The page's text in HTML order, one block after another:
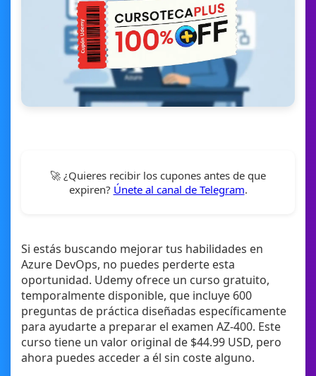
🚀 ¿Quieres recibir los cupones antes de que
expiren? Únete al canal de Telegram.
Si estás buscando mejorar tus habilidades en
Azure DevOps, no puedes perderte esta
oportunidad. Udemy ofrece un curso gratuito,
temporalmente disponible, que incluye 600
preguntas de práctica diseñadas específicamente
para ayudarte a preparar el examen AZ-400. Este
curso tiene un valor original de $44.99 USD, pero
ahora puedes acceder a él sin coste alguno.